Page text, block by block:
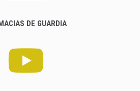
DE GUARDIA